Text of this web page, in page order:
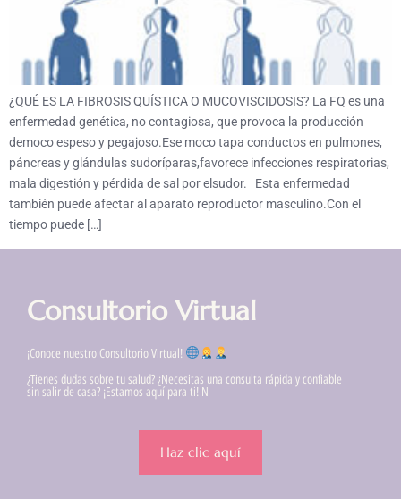
¿QUÉ ES LA FIBROSIS QUÍSTICA O MUCOVISCIDOSIS? La FQ es una
enfermedad genética, no contagiosa, que provoca la producción
democo espeso y pegajoso.Ese moco tapa conductos en pulmones,
páncreas y glándulas sudoríparas,favorece infecciones respiratorias,
mala digestión y pérdida de sal por elsudor. Esta enfermedad
también puede afectar al aparato reproductor masculino.Con el
tiempo puede […]
Consultorio Virtual
¡Conoce nuestro Consultorio Virtual!
¿Tienes dudas sobre tu salud? ¿Necesitas una consulta rápida y confiable
sin salir de casa? ¡Estamos aquí para ti! N
Haz clic aquí